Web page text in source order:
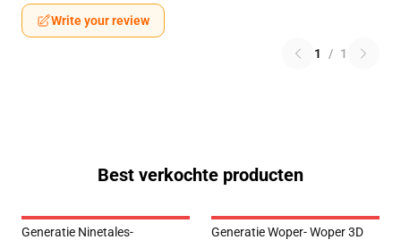
Write your review
1 / 1
Best verkochte producten
Generatie Ninetales-
Generatie Woper- Woper 3D